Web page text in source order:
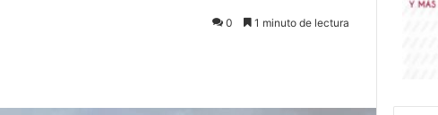
0 1 minuto de lectura